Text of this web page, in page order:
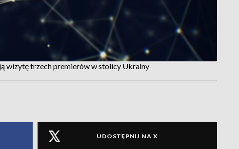
wizytę trzech premierów w stolicy Ukrainy
UDOSTĘPNIJ NA X